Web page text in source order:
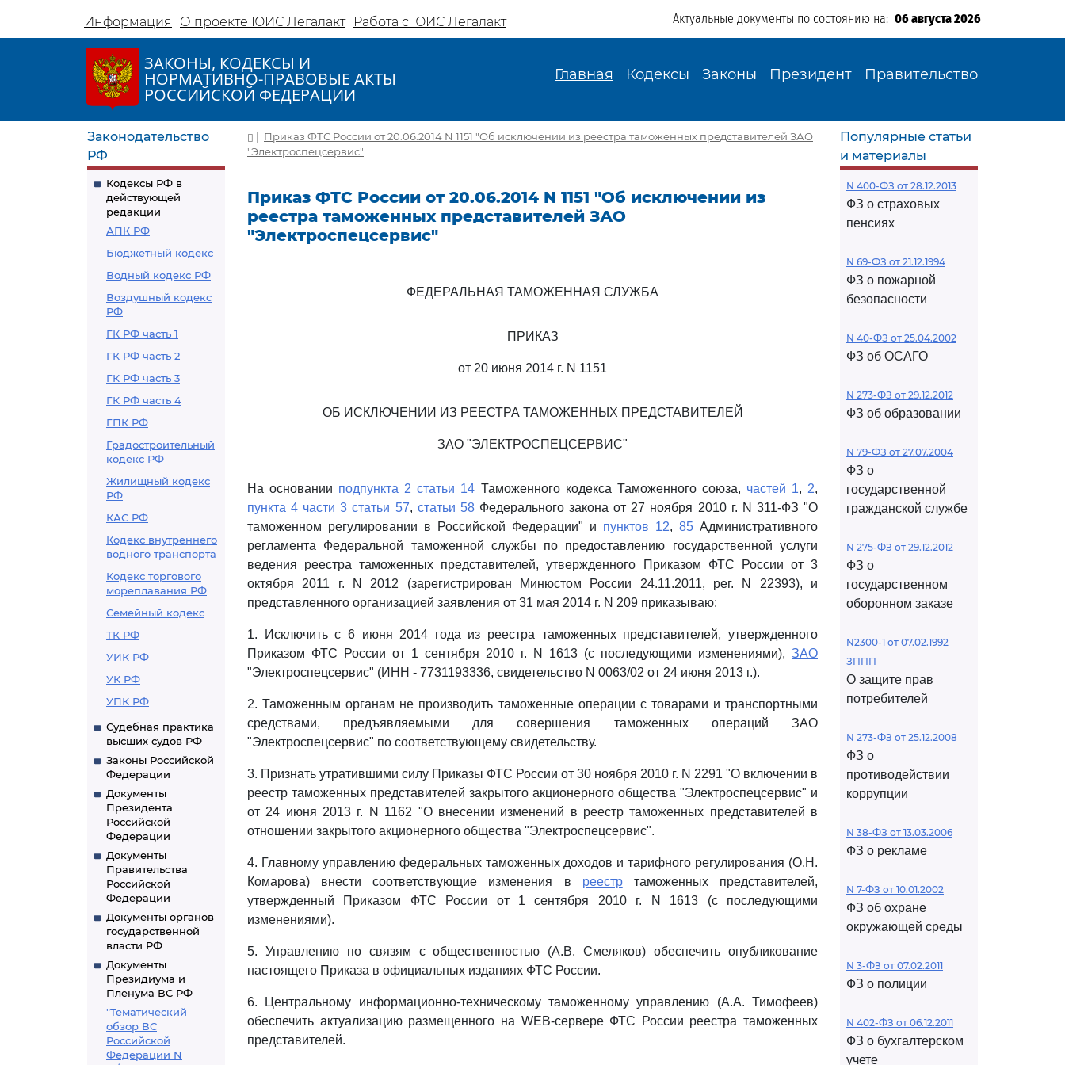
Информация О проекте ЮИС Легалакт Работа с ЮИС Легалакт Актуальные документы по состоянию на: 06 августа 2026
ЗАКОНЫ, КОДЕКСЫ И
НОРМАТИВНО-ПРАВОВЫЕ АКТЫ
РОССИЙСКОЙ ФЕДЕРАЦИИ
Главная Кодексы Законы Президент Правительство
Законодательство
РФ
Кодексы РФ в
действующей
редакции
АПК РФ
Бюджетный кодекс
Водный кодекс РФ
Воздушный кодекс
РФ
ГК РФ часть 1
ГК РФ часть 2
ГК РФ часть 3
ГК РФ часть 4
ГПК РФ
Градостроительный
кодекс РФ
Жилищный кодекс
РФ
КАС РФ
Кодекс внутреннего
водного транспорта
Кодекс торгового
мореплавания РФ
Семейный кодекс
ТК РФ
УИК РФ
УК РФ
УПК РФ
Судебная практика
высших судов РФ
Законы Российской
Федерации
Документы
Президента
Российской
Федерации
Документы
Правительства
Российской
Федерации
Документы органов
государственной
власти РФ
Документы
Президиума и
Пленума ВС РФ
"Тематический
обзор ВС
Российской
Федерации N
| Приказ ФТС России от 20.06.2014 N 1151 "Об исключении из реестра таможенных представителей ЗАО
"Электроспецсервис"
Приказ ФТС России от 20.06.2014 N 1151 "Об исключении из
реестра таможенных представителей ЗАО
"Электроспецсервис"
ФЕДЕРАЛЬНАЯ ТАМОЖЕННАЯ СЛУЖБА
ПРИКАЗ
от 20 июня 2014 г. N 1151
ОБ ИСКЛЮЧЕНИИ ИЗ РЕЕСТРА ТАМОЖЕННЫХ ПРЕДСТАВИТЕЛЕЙ
ЗАО "ЭЛЕКТРОСПЕЦСЕРВИС"
На основании подпункта 2 статьи 14 Таможенного кодекса Таможенного союза, частей 1, 2,
пункта 4 части 3 статьи 57, статьи 58Федерального закона от 27 ноября 2010 г. N 311-ФЗ "О
таможенном регулировании в Российской Федерации" и пунктов 12, 85 Административного
регламента Федеральной таможенной службы по предоставлению государственной услуги
ведения реестра таможенных представителей, утвержденного Приказом ФТС России от 3
октября 2011 г. N 2012 (зарегистрирован Минюстом России 24.11.2011, рег. N 22393), и
представленного организацией заявления от 31 мая 2014 г. N 209 приказываю:
1. Исключить с 6 июня 2014 года из реестра таможенных представителей, утвержденного
Приказом ФТС России от 1 сентября 2010 г. N 1613 (с последующими изменениями), ЗАО
"Электроспецсервис" (ИНН - 7731193336, свидетельство N 0063/02 от 24 июня 2013 г.).
2. Таможенным органам не производить таможенные операции с товарами и транспортными
средствами, предъявляемыми для совершения таможенных операций ЗАО
"Электроспецсервис" по соответствующему свидетельству.
3. Признать утратившими силу Приказы ФТС России от 30 ноября 2010 г. N 2291 "О включении в
реестр таможенных представителей закрытого акционерного общества "Электроспецсервис" и
от 24 июня 2013 г. N 1162 "О внесении изменений в реестр таможенных представителей в
отношении закрытого акционерного общества "Электроспецсервис".
4. Главному управлению федеральных таможенных доходов и тарифного регулирования (О.Н.
Комарова) внести соответствующие изменения в реестртаможенных представителей,
утвержденный Приказом ФТС России от 1 сентября 2010 г. N 1613 (с последующими
изменениями).
5. Управлению по связям с общественностью (А.В. Смеляков) обеспечить опубликование
настоящего Приказа в официальных изданиях ФТС России.
6. Центральному информационно-техническому таможенному управлению (А.А. Тимофеев)
обеспечить актуализацию размещенного на WEB-сервере ФТС России реестра таможенных
представителей.
Популярные статьи
и материалы
N 400-ФЗ от 28.12.2013
ФЗ о страховых
пенсиях
N 69-ФЗ от 21.12.1994
ФЗ о пожарной
безопасности
N 40-ФЗ от 25.04.2002
ФЗ об ОСАГО
N 273-ФЗ от 29.12.2012
ФЗ об образовании
N 79-ФЗ от 27.07.2004
ФЗ о
государственной
гражданской службе
N 275-ФЗ от 29.12.2012
ФЗ о
государственном
оборонном заказе
N2300-1 от 07.02.1992
ЗППП
О защите прав
потребителей
N 273-ФЗ от 25.12.2008
ФЗ о
противодействии
коррупции
N 38-ФЗ от 13.03.2006
ФЗ о рекламе
N 7-ФЗ от 10.01.2002
ФЗ об охране
окружающей среды
N 3-ФЗ от 07.02.2011
ФЗ о полиции
N 402-ФЗ от 06.12.2011
ФЗ о бухгалтерском
учете